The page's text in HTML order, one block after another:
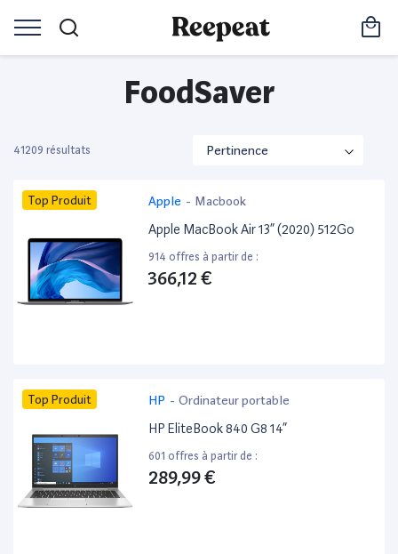
FoodSaver
41209 résultats
Top Produit Apple - Macbook
Apple MacBook Air 13” (2020) 512Go
914 offres à partir de :
366,12 €
Top Produit HP - Ordinateur portable
HP EliteBook 840 G8 14”
601 offres à partir de :
289,99 €